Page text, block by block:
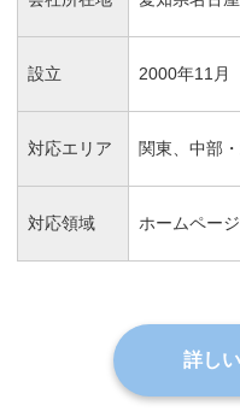
設立 2000年11月
対応エリア 関東、中部
対応領域 ホームペー
詳し